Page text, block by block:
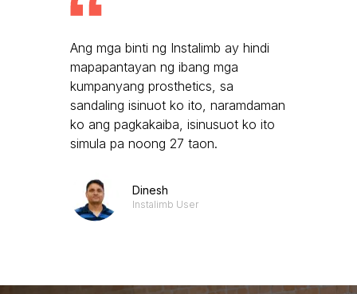
Ang mga binti ng Instalimb ay hindi
mapapantayan ng ibang mga
kumpanyang prosthetics, sa
sandaling isinuot ko ito, naramdaman
ko ang pagkakaiba, isinusuot ko ito
simula pa noong 27 taon.
Dinesh
Instalimb User